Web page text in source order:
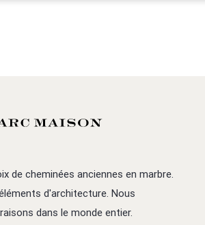
de cheminées anciennes en marbre.
d'architecture. Nous
dans le monde entier.